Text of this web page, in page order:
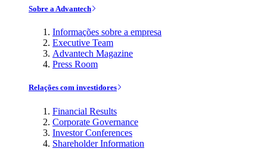
Sobre a Advantech
Informações sobre a empresa
Executive Team
Advantech Magazine
Press Room
Relações com investidores
Financial Results
Corporate Governance
Investor Conferences
Shareholder Information